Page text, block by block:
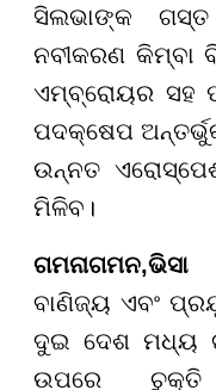
ସିଲଭାଙ୍କ
ନବୀକରଣ କିମ୍ବା
ଏମ୍ବ୍ରୋୟର ସହ
ପଦକ୍ଷେପ
ଉନ୍ନତ
ମିଳିବ।
ଗମନାଗମନ,ଭିସା
ବାଣିଜ୍ୟ ଏବଂ
ଦୁଇ ଦେଶ ମଧ୍ୟ
ଉପରେ ଚୁକ୍ତି